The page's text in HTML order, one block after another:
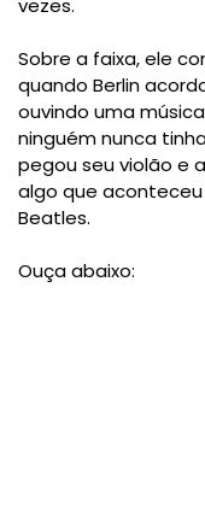
vezes.
Sobre a faixa, ele
quando Berlin
ouvindo uma
ninguém nunca
pegou seu violão e
algo que
Beatles.
Ouça abaixo: